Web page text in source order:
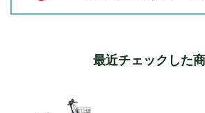
最近チェックした